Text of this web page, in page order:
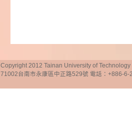
Copyright 2012 Tainan University of
71002台南市永康區中正路529號 電話：+886-